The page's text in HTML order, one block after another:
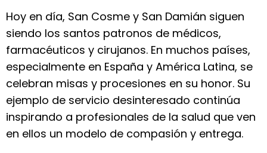
Hoy en día, San Cosme y San Damián siguen
siendo los santos patronos de médicos,
farmacéuticos y cirujanos. En muchos países,
especialmente en España y América Latina, se
celebran misas y procesiones en su honor. Su
ejemplo de servicio desinteresado continúa
inspirando a profesionales de la salud que ven
en ellos un modelo de compasión y entrega.